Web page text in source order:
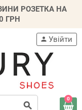
РОЗЕТКА НА
ГРН
search
person Увійти
0